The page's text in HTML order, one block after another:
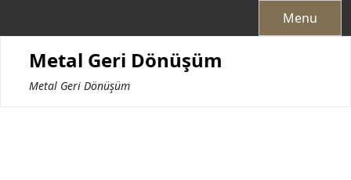
Menu
Metal Geri Dönüşüm
Metal Geri Dönüşüm